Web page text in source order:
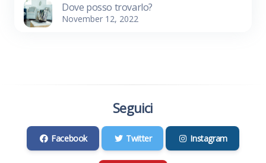
Dove posso trovarlo?
November 12, 2022
Seguici
Facebook Twitter Instagram